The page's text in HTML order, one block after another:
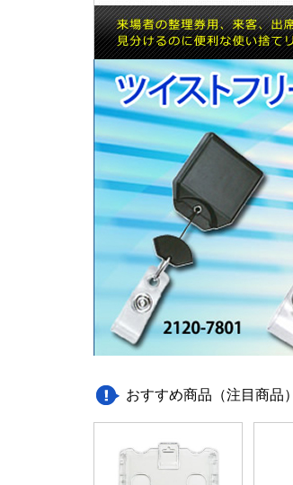
おすすめ商品（注目商品）